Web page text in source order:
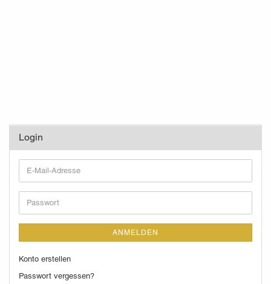
Login
E-
Mail-
Adresse
Passwort
ANMELDEN
Konto erstellen
Passwort vergessen?